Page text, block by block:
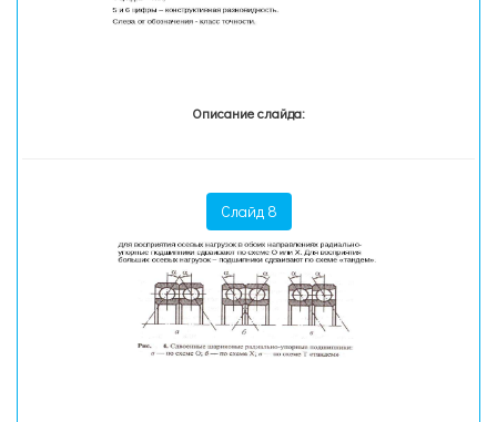
Описание слайда:
Слайд 8